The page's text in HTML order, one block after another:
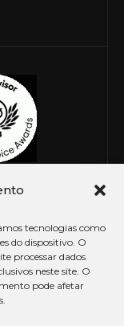
tecnologias como
do dispositivo. O
processar dados
neste site. O
pode afetar
direitos